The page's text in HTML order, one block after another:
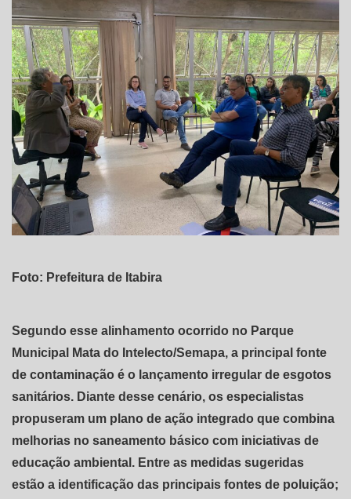
Foto: Prefeitura de Itabira
Segundo esse alinhamento ocorrido no Parque
Municipal Mata do Intelecto/Semapa, a principal fonte
de contaminação é o lançamento irregular de esgotos
sanitários. Diante desse cenário, os especialistas
propuseram um plano de ação integrado que combina
melhorias no saneamento básico com iniciativas de
educação ambiental. Entre as medidas sugeridas
estão a identificação das principais fontes de poluição;